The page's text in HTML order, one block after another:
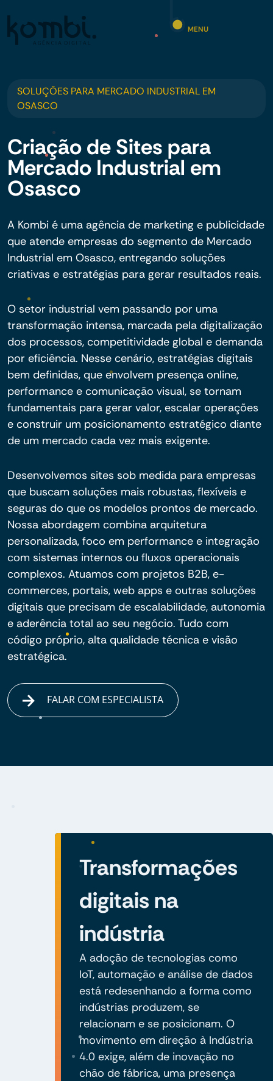
MENU
SOLUÇÕES PARA MERCADO INDUSTRIAL EM
OSASCO
Criação de Sites para
Mercado Industrial em
Osasco
A Kombi é uma agência de marketing e publicidade
que atende empresas do segmento de Mercado
Industrial em Osasco, entregando soluções
criativas e estratégias para gerar resultados reais.
O setor industrial vem passando por uma
transformação intensa, marcada pela digitalização
dos processos, competitividade global e demanda
por eficiência. Nesse cenário, estratégias digitais
bem definidas, que envolvem presença online,
performance e comunicação visual, se tornam
fundamentais para gerar valor, escalar operações
e construir um posicionamento estratégico diante
de um mercado cada vez mais exigente.
Desenvolvemos sites sob medida para empresas
que buscam soluções mais robustas, flexíveis e
seguras do que os modelos prontos de mercado.
Nossa abordagem combina arquitetura
personalizada, foco em performance e integração
com sistemas internos ou fluxos operacionais
complexos. Atuamos com projetos B2B, e-
commerces, portais, web apps e outras soluções
digitais que precisam de escalabilidade, autonomia
e aderência total ao seu negócio. Tudo com
código próprio, alta qualidade técnica e visão
estratégica.
FALAR COM ESPECIALISTA
Transformações
digitais na
indústria
A adoção de tecnologias como
IoT, automação e análise de dados
está redesenhando a forma como
indústrias produzem, se
relacionam e se posicionam. O
movimento em direção à Indústria
4.0 exige, além de inovação no
chão de fábrica, uma presença